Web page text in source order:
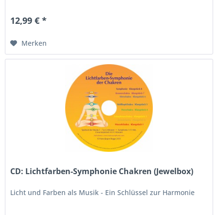
12,99 € *
Merken
CD: Lichtfarben-Symphonie Chakren (Jewelbox)
Licht und Farben als Musik - Ein Schlüssel zur Harmonie